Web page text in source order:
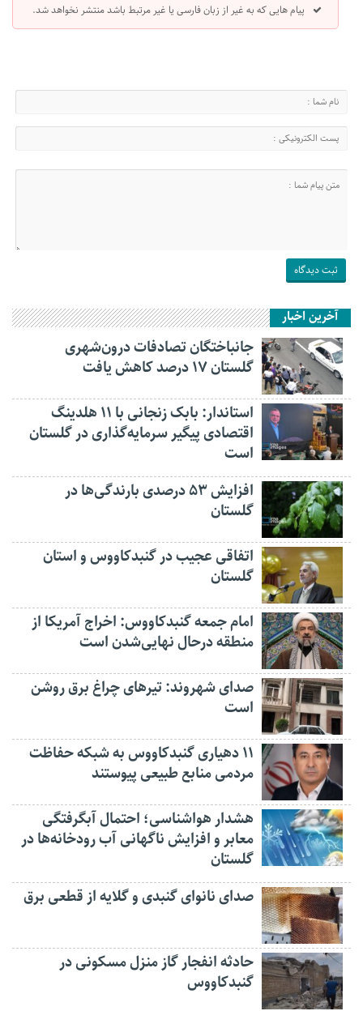
پیام هایی که به غیر از زبان فارسی یا غیر مرتبط باشد منتشر نخواهد شد.
آخرین اخبار
جانباختگان تصادفات درون‌شهری
گلستان ۱۷ درصد کاهش یافت
استاندار: بابک زنجانی با ۱۱ هلدینگ
اقتصادی پیگیر سرمایه‌گذاری در گلستان
است
افزایش ۵۳ درصدی بارندگی‌ها در
گلستان
اتفاقی عجیب در‌ گنبدکاووس و استان
گلستان
امام جمعه گنبدکاووس: اخراج آمریکا از
منطقه درحال نهایی‌شدن است
صدای شهروند: تیرهای چراغ برق روشن
است
۱۱ دهیاری گنبدکاووس به شبکه حفاظت
مردمی منابع طبیعی پیوستند
هشدار هواشناسی؛ احتمال آبگرفتگی
معابر و افزایش ناگهانی آب رودخانه‌ها در
گلستان
صدای نانوای گنبدی و گلایه از قطعی برق
حادثه انفجار گاز منزل مسکونی در
گنبدکاووس